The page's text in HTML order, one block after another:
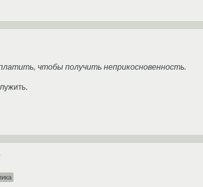
чтобы получить неприкосновенность.